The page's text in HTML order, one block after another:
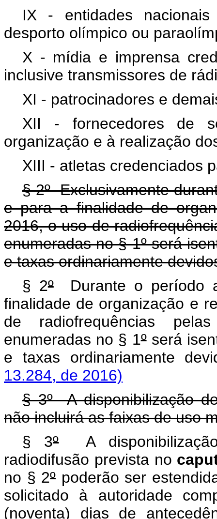
IX - entidades
desporto olímpico ou
X - mídia e imprensa
inclusive transmissores de
XI - patrocinadores e
XII - fornecedores de
organização e à realização
XIII - atletas credenciados
§ 2º Exclusivamente
e para a finalidade de
2016, o uso de
enumeradas no § 1º será
e taxas ordinariamente
§ 2ºDurante o período
finalidade de organização e
de radiofrequências
enumeradas no § 1ºserá
e taxas ordinariamente
13.284, de 2016)
§ 3º A disponibilização
não incluirá as faixas de uso
§ 3ºA
radiodifusão prevista no
no § 2ºpoderão ser
solicitado à autoridade
(noventa) dias de